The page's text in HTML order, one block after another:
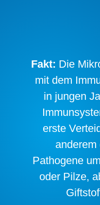
Fakt: Die
mit dem
in jungen
erste
Pathogene
oder Pilze,